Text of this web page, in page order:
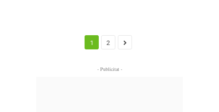
1 2
- Publicitat -